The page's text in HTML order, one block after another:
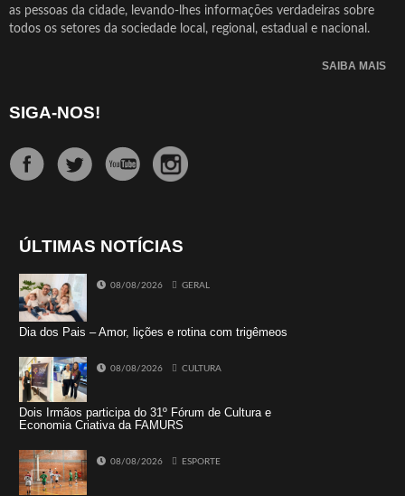
as pessoas da cidade, levando-lhes informações verdadeiras sobre
todos os setores da sociedade local, regional, estadual e nacional.
SAIBA MAIS
SIGA-NOS!
ÚLTIMAS NOTÍCIAS
08/08/2026 GERAL
Dia dos Pais – Amor, lições e rotina com trigêmeos
08/08/2026 CULTURA
Dois Irmãos participa do 31º Fórum de Cultura e
Economia Criativa da FAMURS
08/08/2026 ESPORTE